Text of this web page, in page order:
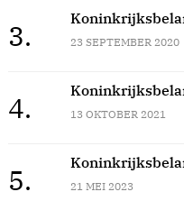
3. 23 SEPTEMBER 2020
4. 13 OKTOBER 2021
5. 21 MEI 2023